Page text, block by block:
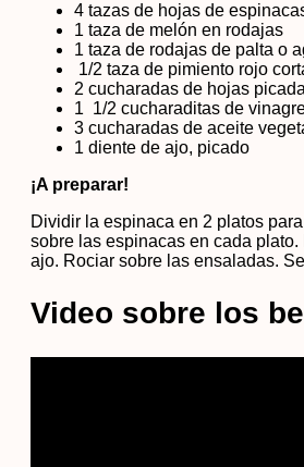
4 tazas de hojas de
1 taza de melón en rodajas
1 taza de rodajas de palta o
1/2 taza de pimiento rojo
2 cucharadas de hojas
1 1/2 cucharaditas de
3 cucharadas de aceite
1 diente de ajo, picado
¡A preparar!
Dividir la espinaca en 2 platos
sobre las espinacas en cada
ajo. Rociar sobre las ensaladas.
Video sobre los